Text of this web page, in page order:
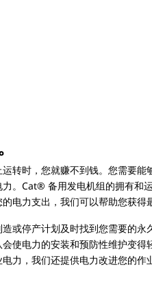
转时，您就赚不到钱。您需要能
。Cat® 备用发电机组的拥有和运
电力支出，我们可以帮助您获得
或停产计划及时找到您需要的永
使电力的安装和预防性维护变得
力，我们还提供电力改进您的作